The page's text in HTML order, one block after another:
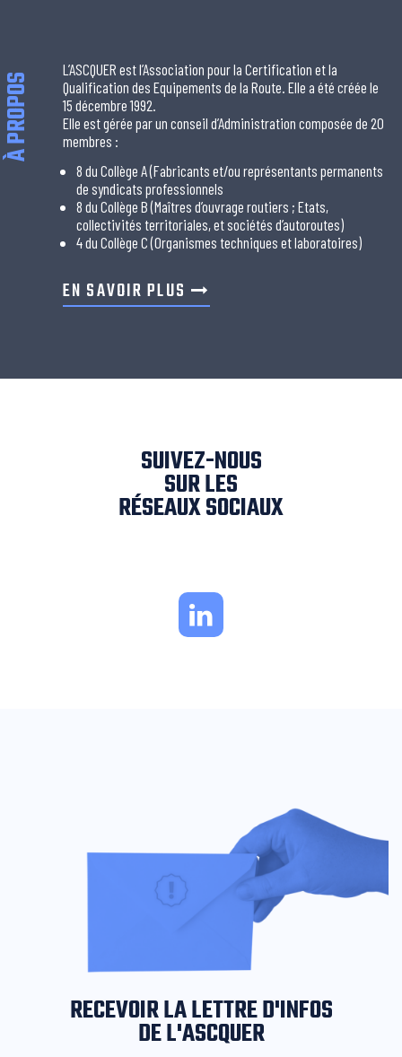
À PROPOS
L’ASCQUER est l’Association pour la Certification et la
Qualification des Equipements de la Route. Elle a été créée le
15 décembre 1992.
Elle est gérée par un conseil d’Administration composée de 20
membres :
8 du Collège A (Fabricants et/ou représentants permanents
de syndicats professionnels
8 du Collège B (Maîtres d’ouvrage routiers ; Etats,
collectivités territoriales, et sociétés d’autoroutes)
4 du Collège C (Organismes techniques et laboratoires)
EN SAVOIR PLUS
SUIVEZ-NOUS
SUR LES
RÉSEAUX SOCIAUX
RECEVOIR LA LETTRE D'INFOS
DE L'ASCQUER